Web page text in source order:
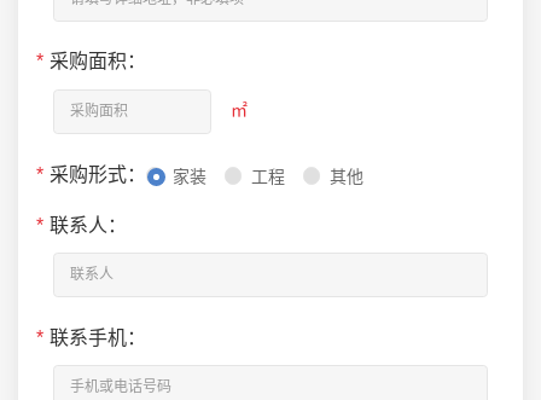
* 采购面积：
㎡
* 采购形式： 家装 工程 其他
* 联系人：
* 联系手机：